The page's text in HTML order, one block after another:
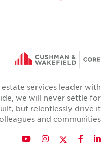
estate services leader with
we will never settle for
but relentlessly drive it
and communities.
LinkedIn
Facebook
Twitter
Instagram
YouTube